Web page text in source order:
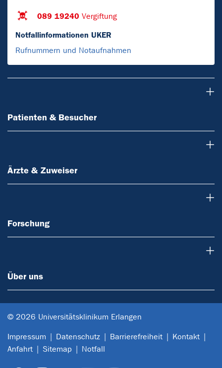
089 19240 Vergiftung
Notfallinformationen UKER
Rufnummern und Notaufnahmen
Patienten & Besucher
Ärzte & Zuweiser
Forschung
Über uns
© 2026 Universitätsklinikum Erlangen
Impressum Datenschutz Barrierefreiheit
Kontakt
Anfahrt
Sitemap Notfall